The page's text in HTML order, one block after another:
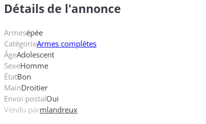
Détails de l'annonce
Armesépée
CatégorieArmes complètes
ÂgeAdolescent
SexeHomme
ÉtatBon
MainDroitier
Envoi postalOui
Vendu parmlandreux